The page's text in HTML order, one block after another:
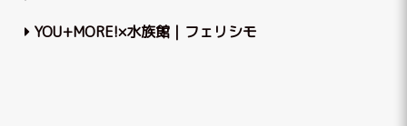
YOU+MORE!×水族館｜フェリシモ